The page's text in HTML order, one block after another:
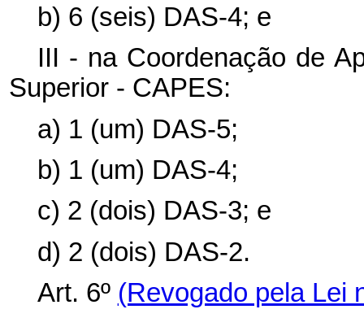
b) 6 (seis) DAS-4; e
III - na Coordenação de
Superior - CAPES:
a) 1 (um) DAS-5;
b) 1 (um) DAS-4;
c) 2 (dois) DAS-3; e
d) 2 (dois) DAS-2.
Art. 6º (Revogado pela Lei